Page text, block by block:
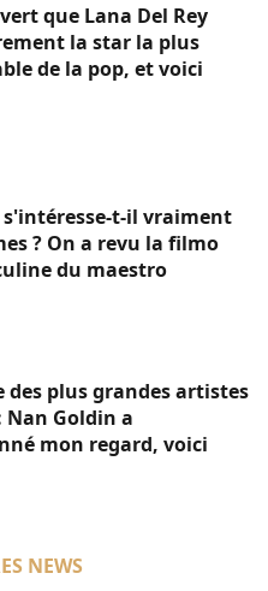
que Lana Del Rey
la star la plus
de la pop, et voici
s'intéresse-t-il vraiment
? On a revu la filmo
du maestro
des plus grandes artistes
Nan Goldin a
mon regard, voici
NEWS